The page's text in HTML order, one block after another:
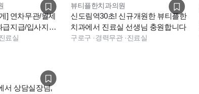
원 9:45분까지!
] 연차무관/월세
급지급/입사지원
료실
뷰티플한치과의원
신도림역30초! 신규개원한 뷰티플한
치과에서 진료실 선생님 충원합니다
구로구 ·경력무관·진료실
서 상담실장님,